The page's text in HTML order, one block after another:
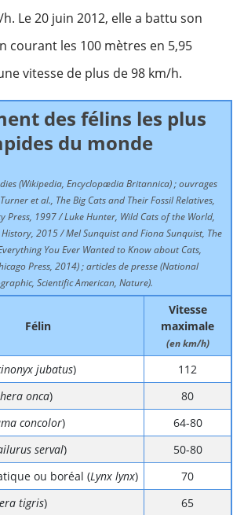
Le 20 juin 2012, elle a battu son
courant les 100 mètres en 5,95
vitesse de plus de 98 km/h.
des félins les plus
du monde
(Wikipedia, Encyclopædia Britannica) ; ouvrages
et al., The Big Cats and Their Fossil Relatives,
Press, 1997 / Luke Hunter, Wild Cats of the World,
2015 / Mel Sunquist and Fiona Sunquist, The
You Ever Wanted to Know about Cats,
Press, 2014) ; articles de presse (National
Scientific American, Nature).
Félin
Vitesse
maximale
(en km/h)
jubatus)
112
onca)
80
concolor)
64-80
serval)
50-80
ou boréal (Lynx lynx)
70
tigris)
65